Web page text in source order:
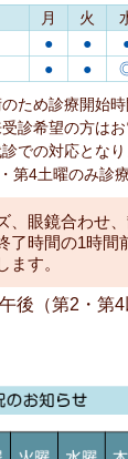
月 火
● ●
● ●
ため診療開始
診希望の方は
での対応となり
第4土曜のみ診療
、眼鏡合わせ
了時間の1時間
ます。
後（第2・第